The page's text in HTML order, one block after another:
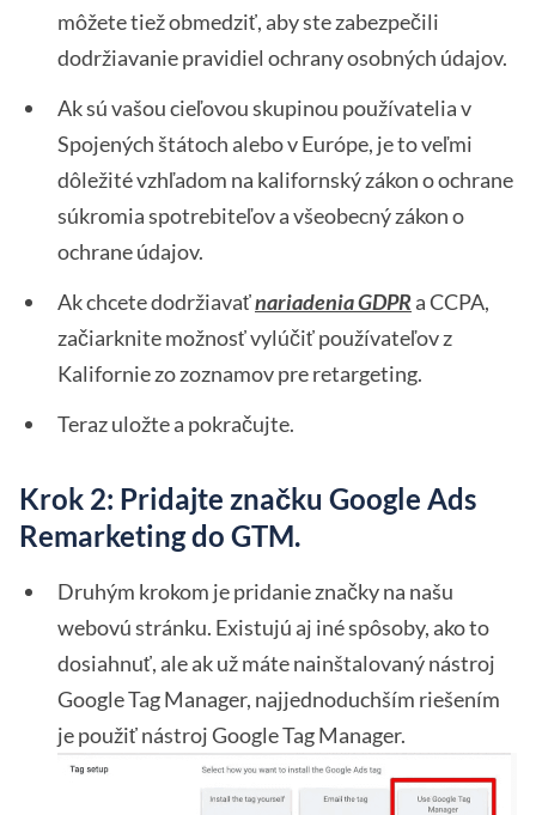
môžete tiež obmedziť, aby ste zabezpečili
dodržiavanie pravidiel ochrany osobných údajov.
Ak sú vašou cieľovou skupinou používatelia v
Spojených štátoch alebo v Európe, je to veľmi
dôležité vzhľadom na kalifornský zákon o ochrane
súkromia spotrebiteľov a všeobecný zákon o
ochrane údajov.
Ak chcete dodržiavaťnariadenia GDPRa CCPA,
začiarknite možnosť vylúčiť používateľov z
Kalifornie zo zoznamov pre retargeting.
Teraz uložte a pokračujte.
Krok 2: Pridajte značku Google Ads
Remarketing do GTM.
Druhým krokom je pridanie značky na našu
webovú stránku. Existujú aj iné spôsoby, ako to
dosiahnuť, ale ak už máte nainštalovaný nástroj
Google Tag Manager, najjednoduchším riešením
je použiť nástroj Google Tag Manager.